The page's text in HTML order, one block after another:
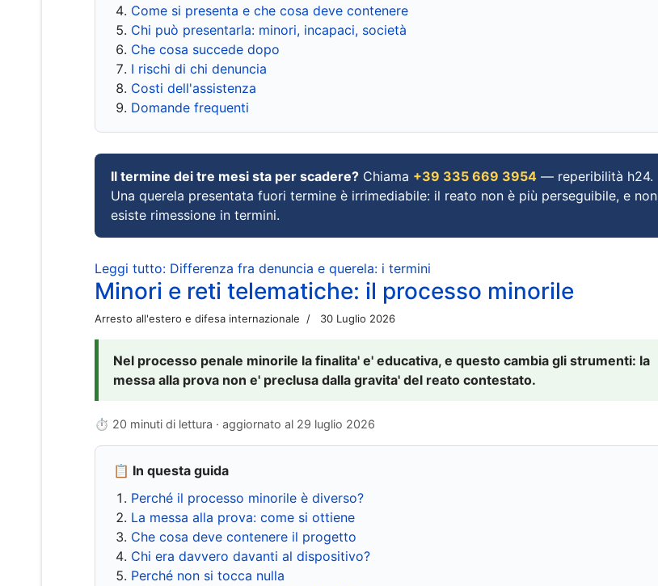
Come si presenta e che cosa deve contenere
Chi può presentarla: minori, incapaci, società
Che cosa succede dopo
I rischi di chi denuncia
Costi dell'assistenza
Domande frequenti
Il termine dei tre mesi sta per scadere? Chiama +39 335 669 3954 — reperibilità h24.
Una querela presentata fuori termine è irrimediabile: il reato non è più perseguibile, e non
esiste rimessione in termini.
Leggi tutto: Differenza fra denuncia e querela: i termini
Minori e reti telematiche: il processo minorile
Arresto all'estero e difesa internazionale 30 Luglio 2026
Nel processo penale minorile la finalita' e' educativa, e questo cambia gli strumenti: la
messa alla prova non e' preclusa dalla gravita' del reato contestato.
⏱ 20 minuti di lettura · aggiornato al 29 luglio 2026
📋 In questa guida
Perché il processo minorile è diverso?
La messa alla prova: come si ottiene
Che cosa deve contenere il progetto
Chi era davvero davanti al dispositivo?
Perché non si tocca nulla